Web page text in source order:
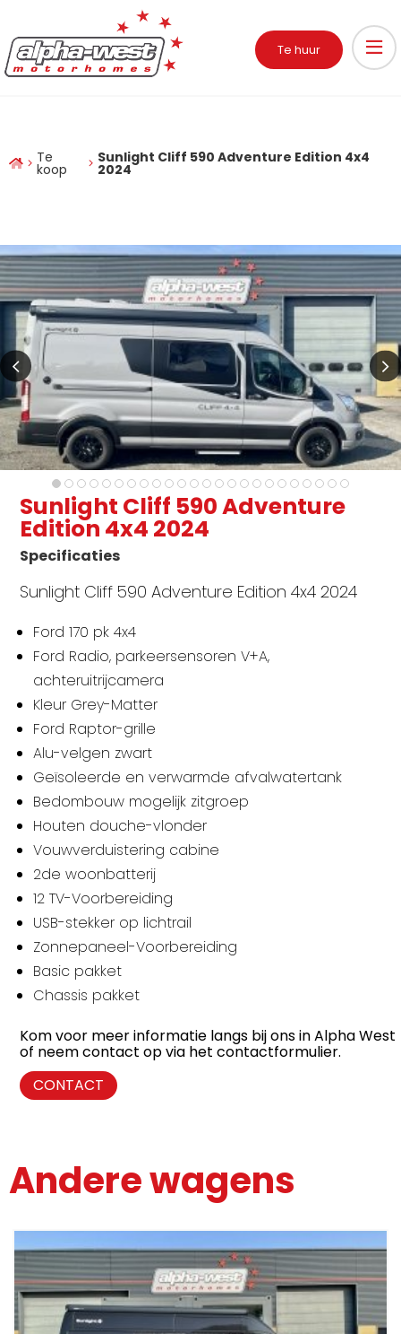
Te huur
Te
koop
Sunlight Cliff 590 Adventure Edition 4x4
2024
Sunlight Cliff 590 Adventure
Edition 4x4 2024
Specificaties
Sunlight Cliff 590 Adventure Edition 4x4 2024
Ford 170 pk 4x4
Ford Radio, parkeersensoren V+A,
achteruitrijcamera
Kleur Grey-Matter
Ford Raptor-grille
Alu-velgen zwart
Geïsoleerde en verwarmde afvalwatertank
Bedombouw mogelijk zitgroep
Houten douche-vlonder
Vouwverduistering cabine
2de woonbatterij
12 TV-Voorbereiding
USB-stekker op lichtrail
Zonnepaneel-Voorbereiding
Basic pakket
Chassis pakket
Kom voor meer informatie langs bij ons in Alpha West
of neem contact op via het contactformulier.
CONTACT
Andere wagens